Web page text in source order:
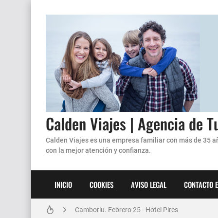
Calden Viajes | Agencia de
Calden Viajes es una empresa familiar con más de 35
con la mejor atención y confianza.
INICIO COOKIES AVISO LEGAL CONTACTO
Ushuaia y Glaciares- febrero en aéreo
Camboriu. Febrero 25 - Hotel Pires